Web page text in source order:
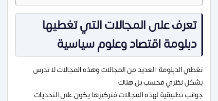
تعرف على المجالات التي تغطيها
دبلومة اقتصاد وعلوم سياسية
تغطي الدبلومة العديد من المجالات وهذه المجالات لا تدرس
بشكل نظري فحسب بل هناك
جوانب تطبيقية لهذه المجالات فتركيزها يكون على التحديات